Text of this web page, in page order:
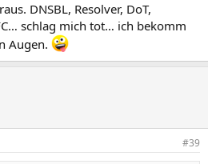
DNSBL, Resolver, DoT,
schlag mich tot… ich bekomm
Augen.
#39